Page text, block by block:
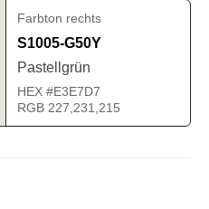
Farbton rechts
S1005-G50Y
Pastellgrün
HEX #E3E7D7
RGB 227,231,215